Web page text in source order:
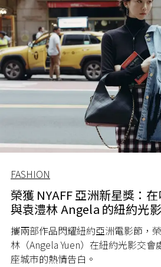
FASHION
榮獲 NYAFF 亞洲新星獎：
與袁澧林 Angela 的紐約光
攜兩部作品閃耀紐約亞洲電影節，
林（Angela Yuen）在紐約光影交
座城市的熱情告白。